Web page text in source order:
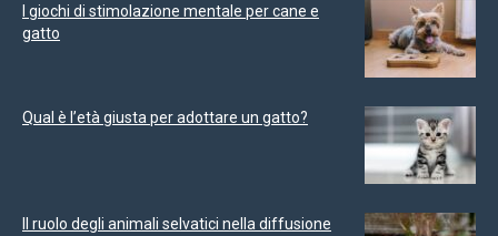
I giochi di stimolazione mentale per cane e
gatto
Qual è l’età giusta per adottare un gatto?
Il ruolo degli animali selvatici nella diffusione